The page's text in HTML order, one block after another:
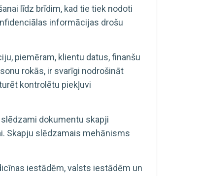
līdz brīdim, kad tie tiek nodoti
informācijas drošu
piemēram, klientu datus, finanšu
rokās, ir svarīgi nodrošināt
kontrolētu piekļuvi
dokumentu skapji
Skapju slēdzamais mehānisms
iestādēm, valsts iestādēm un